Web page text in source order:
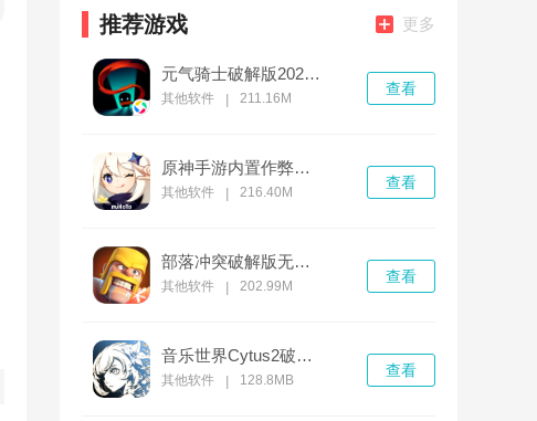
推荐游戏 更多
元气骑士破解版2022最新v3.4.0版
其他软件 211.16M
查看
原神手游内置作弊菜单破解版无限钻石
其他软件 216.40M
查看
部落冲突破解版无限金币无限钻石无限兵力下载
其他软件 202.99M
查看
音乐世界Cytus2破解版
其他软件 128.8MB
查看